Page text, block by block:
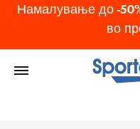
Намалување до -
во